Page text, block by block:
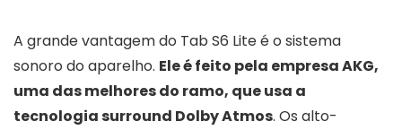
A grande vantagem do Tab S6 Lite é o sistema
sonoro do aparelho. Ele é feito pela empresa AKG,
uma das melhores do ramo, que usa a
tecnologia surround Dolby Atmos. Os alto-